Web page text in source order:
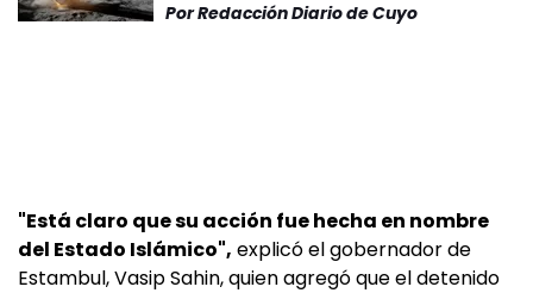
PorRedacción Diario de Cuyo
"Está claro que su acción fue hecha en nombre
del Estado Islámico", explicó el gobernador de
Estambul, Vasip Sahin, quien agregó que el detenido